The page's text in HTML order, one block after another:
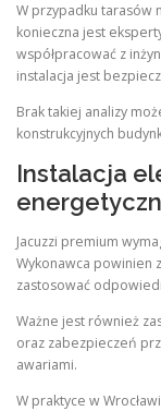
W przypadku tarasów
konieczna jest
współpracować z
instalacja jest
Brak takiej analizy
konstrukcyjnych
Instalacja
Jacuzzi premium
Wykonawca powinien
zastosować
Ważne jest również
oraz zabezpieczeń
awariami.
W praktyce w